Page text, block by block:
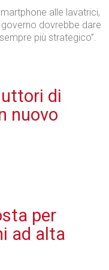
alle lavatrici,
dovrebbe dare
più strategico”.
di
nuovo
per
ad alta